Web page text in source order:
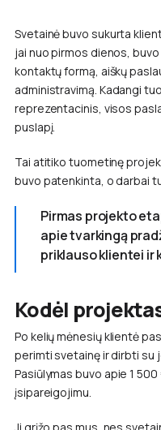
Svetainė buvo sukurta
jai nuo pirmos dienos,
kontaktų formą, aiškų
administravimą. Kadangi
reprezentacinis, visos
puslapį.
Tai atitiko tuometinę
buvo patenkinta, o darbai
Pirmas projekto
apie tvarkingą
priklauso klientei ir
Kodėl
Po kelių mėnesių klientė
perimti svetainę ir dirbti su
Pasiūlymas buvo apie 1
įsipareigojimu.
Ji grįžo pas mus, nes